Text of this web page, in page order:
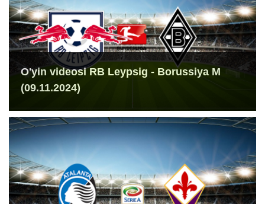
O'yin videosi RB Leypsig - Borussiya M
(09.11.2024)